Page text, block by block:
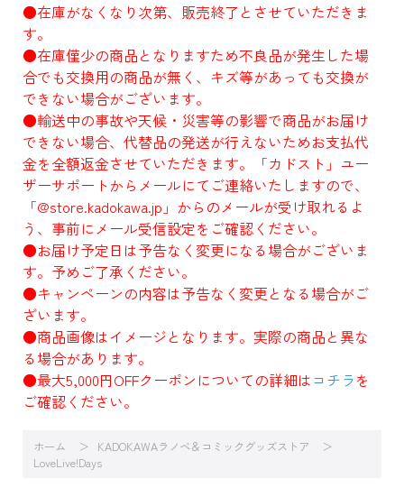
●在庫がなくなり次第、販売終了とさせていただきま
す。
●在庫僅少の商品となりますため不良品が発生した場
合でも交換用の商品が無く、キズ等があっても交換が
できない場合がございます。
●輸送中の事故や天候・災害等の影響で商品がお届け
できない場合、代替品の発送が行えないためお支払代
金を全額返金させていただきます。「カドスト」ユー
ザーサポートからメールにてご連絡いたしますので、
「@store.kadokawa.jp」からのメールが受け取れるよ
う、事前にメール受信設定をご確認ください。
●お届け予定日は予告なく変更になる場合がございま
す。予めご了承ください。
●キャンペーンの内容は予告なく変更となる場合がご
ざいます。
●商品画像はイメージとなります。実際の商品と異な
る場合があります。
●最大5,000円OFFクーポンについての詳細はコチラを
ご確認ください。
ホーム
KADOKAWAラノベ＆コミックグッズストア
LoveLive!Days